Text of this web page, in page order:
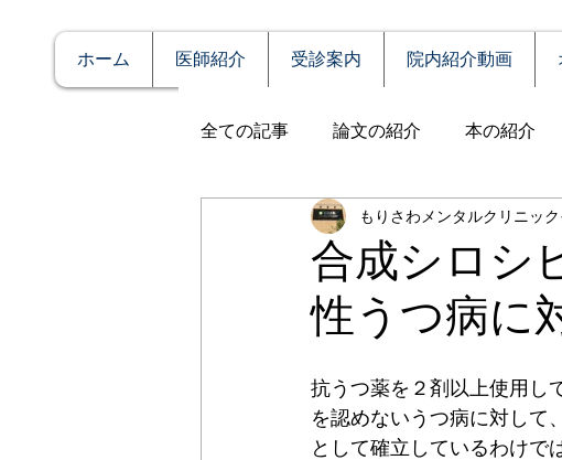
ホーム 医師紹介 受診案内 院内紹介動画
全ての記事 論文の紹介 本の紹介
症例報告 発達障害
アルコール依存（乱用） 統合失調
全般性不安障害 パニック障害
合成シロシ
性うつ病に
もりさわメンタルクリニック
抗うつ薬を２剤以上使用し
を認めないうつ病に対して
として確立しているわけで